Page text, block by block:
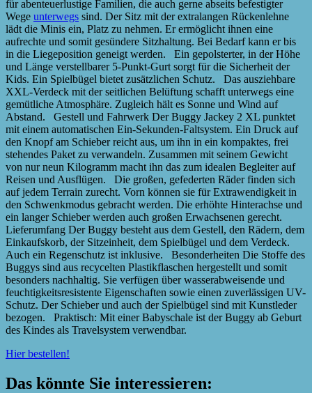
für abenteuerlustige Familien, die auch gerne abseits befestigter
Wege unterwegs sind. Der Sitz mit der extralangen Rückenlehne
lädt die Minis ein, Platz zu nehmen. Er ermöglicht ihnen eine
aufrechte und somit gesündere Sitzhaltung. Bei Bedarf kann er bis
in die Liegeposition geneigt werden. Ein gepolsterter, in der Höhe
und Länge verstellbarer 5-Punkt-Gurt sorgt für die Sicherheit der
Kids. Ein Spielbügel bietet zusätzlichen Schutz. Das ausziehbare
XXL-Verdeck mit der seitlichen Belüftung schafft unterwegs eine
gemütliche Atmosphäre. Zugleich hält es Sonne und Wind auf
Abstand. Gestell und Fahrwerk Der Buggy Jackey 2 XL punktet
mit einem automatischen Ein-Sekunden-Faltsystem. Ein Druck auf
den Knopf am Schieber reicht aus, um ihn in ein kompaktes, frei
stehendes Paket zu verwandeln. Zusammen mit seinem Gewicht
von nur neun Kilogramm macht ihn das zum idealen Begleiter auf
Reisen und Ausflügen. Die großen, gefederten Räder finden sich
auf jedem Terrain zurecht. Vorn können sie für Extrawendigkeit in
den Schwenkmodus gebracht werden. Die erhöhte Hinterachse und
ein langer Schieber werden auch großen Erwachsenen gerecht.
Lieferumfang Der Buggy besteht aus dem Gestell, den Rädern, dem
Einkaufskorb, der Sitzeinheit, dem Spielbügel und dem Verdeck.
Auch ein Regenschutz ist inklusive. Besonderheiten Die Stoffe des
Buggys sind aus recycelten Plastikflaschen hergestellt und somit
besonders nachhaltig. Sie verfügen über wasserabweisende und
feuchtigkeitsresistente Eigenschaften sowie einen zuverlässigen UV-
Schutz. Der Schieber und auch der Spielbügel sind mit Kunstleder
bezogen. Praktisch: Mit einer Babyschale ist der Buggy ab Geburt
des Kindes als Travelsystem verwendbar.
Hier bestellen!
Das könnte Sie interessieren: